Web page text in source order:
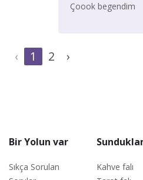
Çoook begendim
‹ 1 2 ›
Bir Yolun var
Sıkça Sorulan
Kahve falı